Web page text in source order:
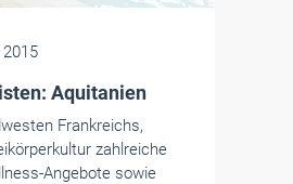
2015
Aquitanien
Frankreichs,
zahlreiche
Angebote sowie